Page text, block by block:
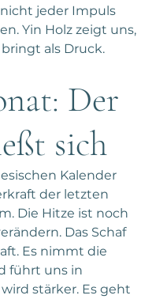
jeder Impuls
Yin Holz zeigt uns,
als Druck.
Der
sich
Kalender
der letzten
Die Hitze ist noch
Das Schaf
Es nimmt die
führt uns in
stärker. Es geht